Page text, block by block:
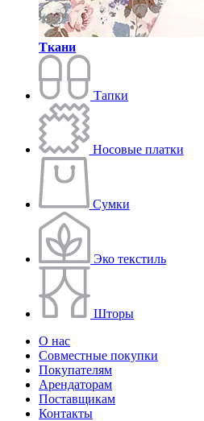
Ткани
Тапки
Носовые платки
Сумки
Эко текстиль
Шторы
О нас
Совместные покупки
Покупателям
Арендаторам
Поставщикам
Контакты